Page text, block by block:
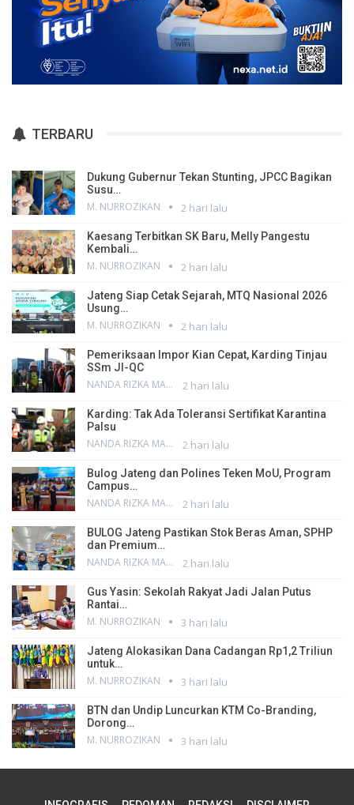
TERBARU
Dukung Gubernur Tekan Stunting, JPCC Bagikan
Susu…
M. NURROZIKAN 2 hari lalu
Kaesang Terbitkan SK Baru, Melly Pangestu
Kembali…
M. NURROZIKAN 2 hari lalu
Jateng Siap Cetak Sejarah, MTQ Nasional 2026
Usung…
M. NURROZIKAN 2 hari lalu
Pemeriksaan Impor Kian Cepat, Karding Tinjau
SSm JI-QC
NANDA RIZKA MAHENDRA 2 hari lalu
Karding: Tak Ada Toleransi Sertifikat Karantina
Palsu
NANDA RIZKA MAHENDRA 2 hari lalu
Bulog Jateng dan Polines Teken MoU, Program
Campus…
NANDA RIZKA MAHENDRA 2 hari lalu
BULOG Jateng Pastikan Stok Beras Aman, SPHP
dan Premium…
NANDA RIZKA MAHENDRA 2 hari lalu
Gus Yasin: Sekolah Rakyat Jadi Jalan Putus
Rantai…
M. NURROZIKAN 3 hari lalu
Jateng Alokasikan Dana Cadangan Rp1,2 Triliun
untuk…
M. NURROZIKAN 3 hari lalu
BTN dan Undip Luncurkan KTM Co-Branding,
Dorong…
M. NURROZIKAN 3 hari lalu